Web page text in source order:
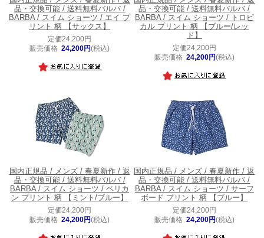
品・交換可能 / 送料無料バルバ /
BARBA / スイム ショーツ / エイ プ
リント 柄 【サックス】
定価24,200円
販売価格 24,200円(税込)
品・交換可能 / 送料無料バルバ /
BARBA / スイム ショーツ / トロピ
カル プリント 柄 【ブルー/レッ
ド】
定価24,200円
販売価格 24,200円(税込)
国内正規品 / メンズ / 春夏新作 / 返
品・交換可能 / 送料無料バルバ /
BARBA / スイム ショーツ / ペリカ
ン プリント 柄 【ミント/ブルー】
定価24,200円
販売価格 24,200円(税込)
国内正規品 / メンズ / 春夏新作 / 返
品・交換可能 / 送料無料バルバ /
BARBA / スイム ショーツ / サーフ
ボード プリント 柄 【ブルー】
定価24,200円
販売価格 24,200円(税込)